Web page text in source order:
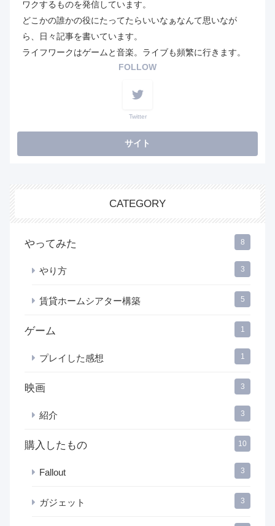
ワクするものを発信しています。
どこかの誰かの役にたってたらいいなぁなんて思いなが
ら、日々記事を書いています。
ライフワークはゲームと音楽。ライブも頻繁に行きます。
FOLLOW
Twitter
CATEGORY
やってみた 8
やり方 3
賃貸ホームシアター構築 5
ゲーム 1
プレイした感想 1
映画 3
紹介 3
購入したもの 10
Fallout 3
ガジェット 3